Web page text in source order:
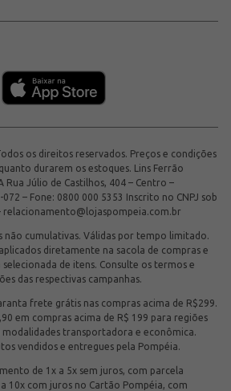
os direitos reservados. Preços e condições
durarem os estoques. Lins Ferrão
Rua Júlio de Castilhos, 404 – Centro –
072 – Fone: 0800 000 5353 Inscrito no CNPJ sob
relacionamento@lojaspompeia.com.br
não cumulativas. Válidas por tempo limitado.
diretamente na sacola de compras e
de itens. Consulte os termos e
das respectivas campanhas.
frete grátis nas compras acima de R$299.
em compras acima de R$ 199 para regiões
modalidades transportadora e econômica.
vendidos e entregues pela Pompéia.
de 1x a 5x sem juros, com parcela
10x com juros no Cartão Pompéia, com